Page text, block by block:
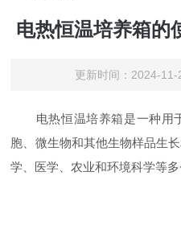
电热恒温培养箱的
更新时间：2024-
电热恒温培养箱是一种用
胞、微生物和其他生物样品生
学、医学、农业和环境科学等多